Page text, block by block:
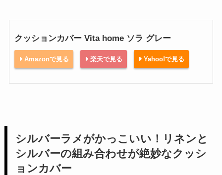
クッションカバー Vita home ソラ グレー
Amazonで見る 楽天で見る Yahoo!で見る
シルバーラメがかっこいい！リネンと
シルバーの組み合わせが絶妙なクッシ
ョンカバー